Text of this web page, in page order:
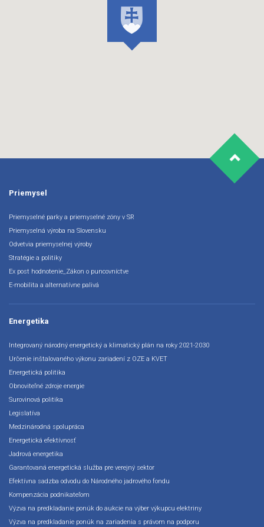
Priemysel
Priemyselné parky a priemyselné zóny v SR
Priemyselná výroba na Slovensku
Odvetvia priemyselnej výroby
Stratégie a politiky
Ex post hodnotenie_Zákon o puncovníctve
E-mobilita a alternatívne palivá
Energetika
Integrovaný národný energetický a klimatický plán na roky 2021-2030
Určenie inštalovaného výkonu zariadení z OZE a KVET
Energetická politika
Obnoviteľné zdroje energie
Surovinová politika
Legislatíva
Medzinárodná spolupráca
Energetická efektívnosť
Jadrová energetika
Garantovaná energetická služba pre verejný sektor
Efektívna sadzba odvodu do Národného jadrového fondu
Kompenzácia podnikateľom
Výzva na predkladanie ponúk do aukcie na výber výkupcu elektriny
Výzva na predkladanie ponúk na zariadenia s právom na podporu